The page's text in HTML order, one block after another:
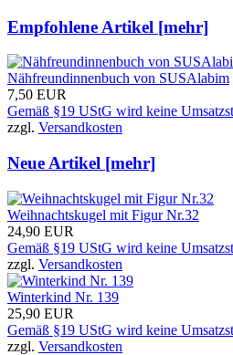
Empfohlene Artikel [mehr]
Nähfreundinnenbuch von SUSAlabim
7,50 EUR
Gemäß §19 UStG wird keine
zzgl. Versandkosten
Neue Artikel [mehr]
Weihnachtskugel mit Figur Nr.32
24,90 EUR
Gemäß §19 UStG wird keine
zzgl. Versandkosten
Winterkind Nr. 139
25,90 EUR
Gemäß §19 UStG wird keine
zzgl. Versandkosten